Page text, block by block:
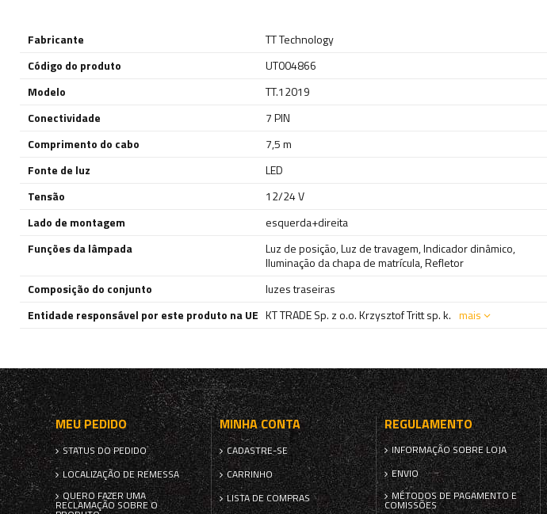
Fabricante
TT Technology
Código do produto
UT004866
Modelo
TT.12019
Conectividade
7 PIN
Comprimento do cabo
7,5 m
Fonte de luz
LED
Tensão
12/24 V
Lado de montagem
esquerda+direita
Funções da lâmpada
Luz de posição,Luz de travagem,Indicador dinâmico,
Iluminação da chapa de matrícula,Refletor
Composição do conjunto
luzes traseiras
Entidade responsável por este produto na UE KT TRADE Sp. z o.o. Krzysztof Tritt sp. k. mais
MEU PEDIDO
STATUS DO PEDIDO
LOCALIZAÇÃO DE REMESSA
QUERO FAZER UMA
RECLAMAÇÃO SOBRE O
MINHA CONTA
CADASTRE-SE
CARRINHO
LISTA DE COMPRAS
REGULAMENTO
INFORMAÇÃO SOBRE LOJA
ENVIO
MÉTODOS DE PAGAMENTO E
COMISSÕES